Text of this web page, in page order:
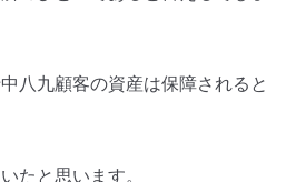
八九顧客の資産は保障されると
たと思います。